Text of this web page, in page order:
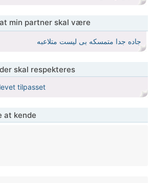
min partner skal være
جاده جدا متمسكه بى ليست متلاعبه
skal respekteres
tilpasset
at kende